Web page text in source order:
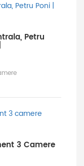
Petru
3 Camere